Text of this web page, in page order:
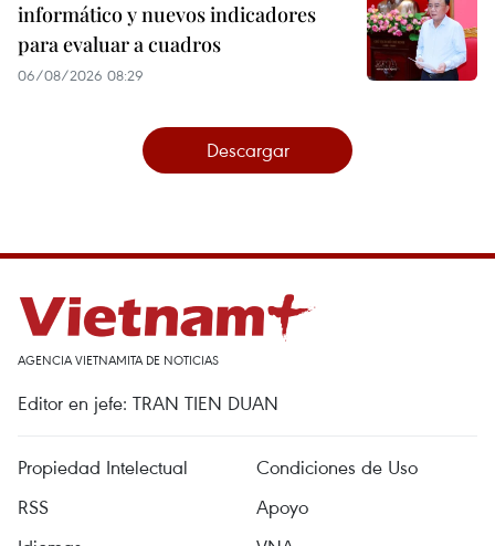
informático y nuevos indicadores
para evaluar a cuadros
06/08/2026 08:29
Descargar
AGENCIA VIETNAMITA DE NOTICIAS
Editor en jefe: TRAN TIEN DUAN
Propiedad Intelectual
Condiciones de Uso
RSS
Apoyo